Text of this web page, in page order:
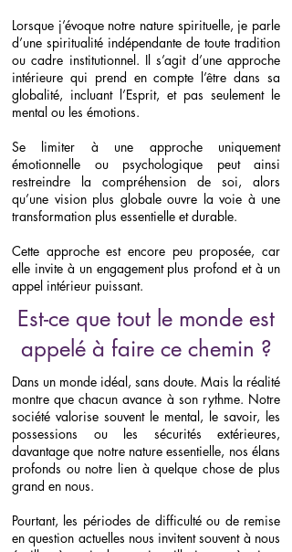
Lorsque j’évoque notre nature spirituelle, je parle
d’une spiritualité indépendante de toute tradition
ou cadre institutionnel. Il s’agit d’une approche
intérieure qui prend en compte l’être dans sa
globalité, incluant l’Esprit, et pas seulement le
mental ou les émotions.
Se limiter à une approche uniquement
émotionnelle ou psychologique peut ainsi
restreindre la compréhension de soi, alors
qu’une vision plus globale ouvre la voie à une
transformation plus essentielle et durable.
Cette approche est encore peu proposée, car
elle invite à un engagement plus profond et à un
appel intérieur puissant.
Est-ce que tout le monde est
appelé à faire ce chemin ?
Dans un monde idéal, sans doute. Mais la réalité
montre que chacun avance à son rythme. Notre
société valorise souvent le mental, le savoir, les
possessions ou les sécurités extérieures,
davantage que notre nature essentielle, nos élans
profonds ou notre lien à quelque chose de plus
grand en nous.
Pourtant, les périodes de difficulté ou de remise
en question actuelles nous invitent souvent à nous